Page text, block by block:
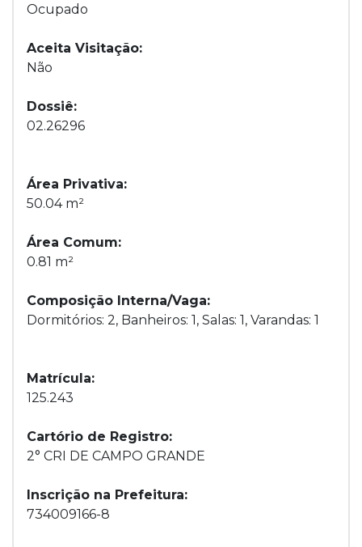
Ocupado
Aceita Visitação:
Não
Dossiê:
02.26296
Área Privativa:
50.04 m²
Área Comum:
0.81 m²
Composição Interna/Vaga:
Dormitórios: 2, Banheiros: 1, Salas: 1, Varandas: 1
Matrícula:
125.243
Cartório de Registro:
2° CRI DE CAMPO GRANDE
Inscrição na Prefeitura:
734009166-8